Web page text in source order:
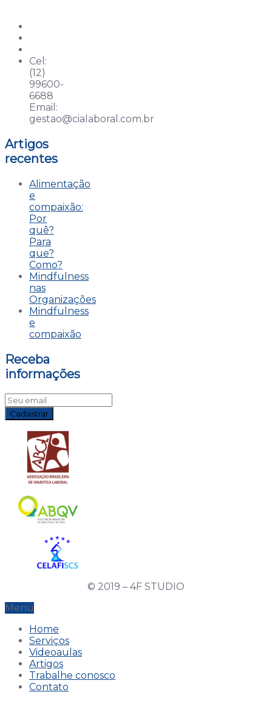
Cel:
(12)
99600-
6688
Email:
gestao@cialaboral.com.br
Artigos
recentes
Alimentação
e
compaixão:
Por
quê?
Para
que?
Como?
Mindfulness
nas
Organizações
Mindfulness
e
compaixão
Receba
informações
Cadastrar
© 2019 – 4F STUDIO
Menu
Home
Serviços
Videoaulas
Artigos
Trabalhe conosco
Contato